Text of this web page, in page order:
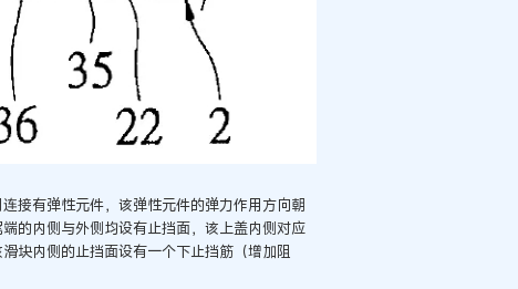
接有弹性元件，该弹性元件的弹力作用方向朝
的内侧与外侧均设有止挡面，该上盖内侧对应
块内侧的止挡面设有一个下止挡筋（增加阻